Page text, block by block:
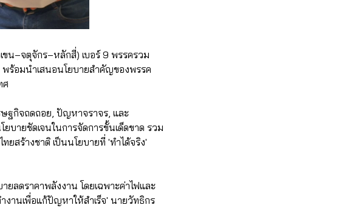
น–จตุจักร–หลักสี่) เบอร์ 9 พรรครวม
ร้อมนำเสนอนโยบายสำคัญของพรรค
ศ
ษฐกิจถดถอย, ปัญหาจราจร, และ
บายชัดเจนในการจัดการขั้นเด็ดขาด รวม
สร้างชาติ เป็นนโยบายที่ 'ทำได้จริง'
ยลดราคาพลังงาน โดยเฉพาะค่าไฟและ
งานเพื่อแก้ปัญหาให้สำเร็จ' นายวัทธิกร